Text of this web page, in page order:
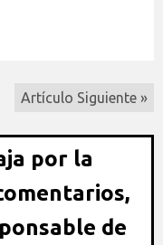
Artículo Siguiente »
por la
de